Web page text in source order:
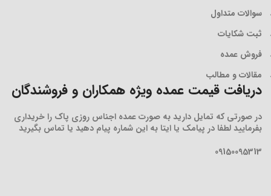
سوالات متداول
ثبت شکایات
فروش عمده
مقالات و مطالب
دریافت قیمت عمده ویژه همکاران و فروشندگان
در صورتی که تمایل دارید به صورت عمده اجناس روزی پاک را خریداری
بفرمایید لطفا در پیامک یا ایتا به این شماره پیام دهید یا تماس بگیرید
09150095313